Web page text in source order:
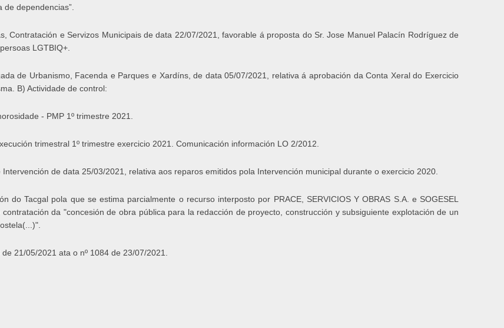
dependencias”.
Contratación e Servizos Municipais de data 22/07/2021, favorable á proposta do Sr. Jose Manuel Palacín Rodríguez de
LGTBIQ+.
de Urbanismo, Facenda e Parques e Xardíns, de data 05/07/2021, relativa á aprobación da Conta Xeral do Exercicio
B) Actividade de control:
- PMP 1º trimestre 2021.
trimestral 1º trimestre exercicio 2021. Comunicación información LO 2/2012.
de data 25/03/2021, relativa aos reparos emitidos pola Intervención municipal durante o exercicio 2020.
do Tacgal pola que se estima parcialmente o recurso interposto por PRACE, SERVICIOS Y OBRAS S.A. e SOGESEL
da "concesión de obra pública para la redacción de proyecto, construcción y subsiguiente explotación de un
21/05/2021 ata o nº 1084 de 23/07/2021.